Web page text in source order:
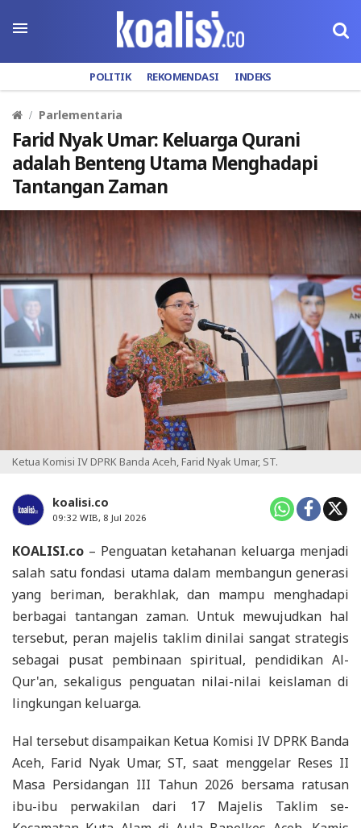
POLITIK REKOMENDASI INDEKS
Parlementaria
Farid Nyak Umar: Keluarga Qurani
adalah Benteng Utama Menghadapi
Tantangan Zaman
Ketua Komisi IV DPRK Banda Aceh, Farid Nyak Umar, ST.
koalisi.co
09:32 WIB, 8 Jul 2026
KOALISI.co – Penguatan ketahanan keluarga menjadi
salah satu fondasi utama dalam membangun generasi
yang beriman, berakhlak, dan mampu menghadapi
berbagai tantangan zaman. Untuk mewujudkan hal
tersebut, peran majelis taklim dinilai sangat strategis
sebagai pusat pembinaan spiritual, pendidikan Al-
Qur'an, sekaligus penguatan nilai-nilai keislaman di
lingkungan keluarga.
Hal tersebut disampaikan Ketua Komisi IV DPRK Banda
Aceh, Farid Nyak Umar, ST, saat menggelar Reses II
Masa Persidangan III Tahun 2026 bersama ratusan
ibu-ibu perwakilan dari 17 Majelis Taklim se-